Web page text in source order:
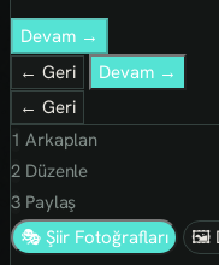
Devam →
← Geri
Devam →
← Geri
1 Arkaplan
2Düzenle
3Paylaş
🎭 Şiir Fotoğrafları
🖼